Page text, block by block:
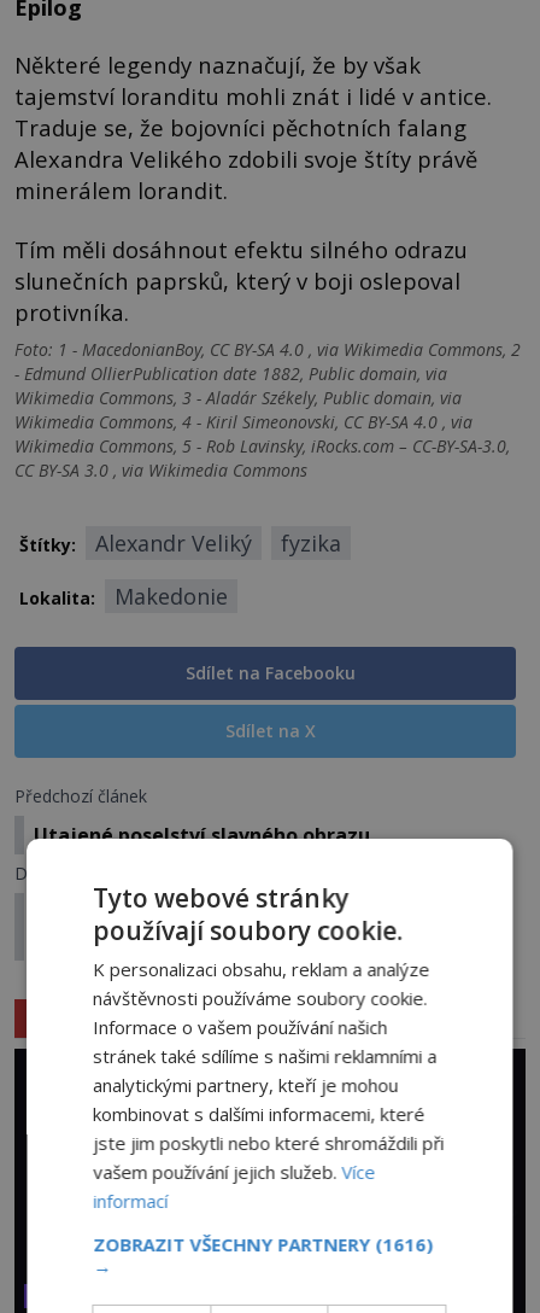
Epilog
Některé legendy naznačují, že by však
tajemství loranditu mohli znát i lidé v antice.
Traduje se, že bojovníci pěchotních falang
Alexandra Velikého zdobili svoje štíty právě
minerálem lorandit.
Tím měli dosáhnout efektu silného odrazu
slunečních paprsků, který v boji oslepoval
protivníka.
Foto: 1 - MacedonianBoy, CC BY-SA 4.0 , via Wikimedia Commons, 2
- Edmund OllierPublication date 1882, Public domain, via
Wikimedia Commons, 3 - Aladár Székely, Public domain, via
Wikimedia Commons, 4 - Kiril Simeonovski, CC BY-SA 4.0 , via
Wikimedia Commons, 5 - Rob Lavinsky, iRocks.com – CC-BY-SA-3.0,
CC BY-SA 3.0 , via Wikimedia Commons
Štítky: Alexandr Veliký fyzika
Lokalita: Makedonie
Sdílet na Facebooku
Sdílet na X
Předchozí článek
Utajené poselství slavného obrazu
Další článek
Záhadné zmizení amerického novináře během
mexické revoluce
Související články
Tyto webové stránky
používají soubory cookie.
K personalizaci obsahu, reklam a analýze
návštěvnosti používáme soubory cookie.
Informace o vašem používání našich
stránek také sdílíme s našimi reklamními a
analytickými partnery, kteří je mohou
kombinovat s dalšími informacemi, které
jste jim poskytli nebo které shromáždili při
vašem používání jejich služeb.Více
informací
ZOBRAZIT VŠECHNY PARTNERY (1616)
→